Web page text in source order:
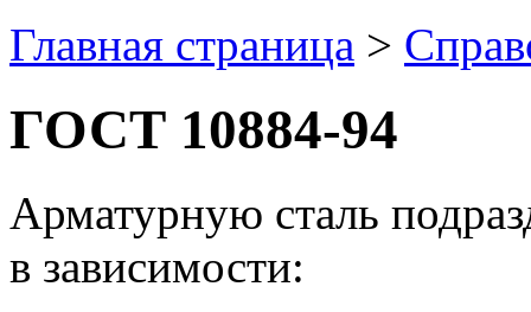
Главная страница >
ГОСТ 10884-94
Арматурную сталь
в зависимости: